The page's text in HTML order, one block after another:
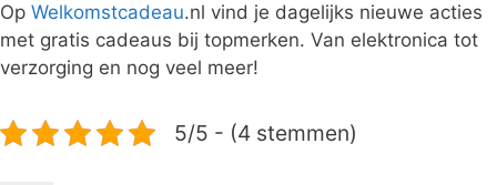
Op Welkomstcadeau.nl vind je dagelijks nieuwe acties
met gratis cadeaus bij topmerken. Van elektronica tot
verzorging en nog veel meer!
5/5 - (4 stemmen)